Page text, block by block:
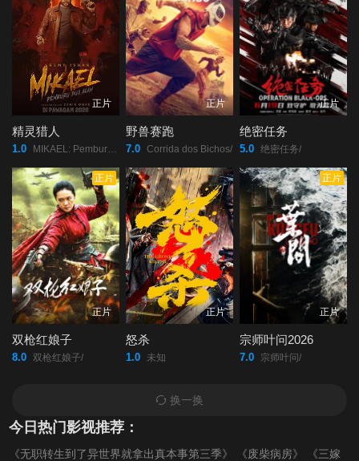
正片
精灵猎人
1.0 MIKAEL: Pemburu Dua Alam/
正片
野兽赛跑
7.0 Corrida dos Bichos/
正片
绝密任务
5.0 绝密任务/
正片
正片
双枪红娘子
8.0 双枪红娘子/
正片
怒杀
1.0 未知
正片
正片
宗师叶问2026
7.0 宗师叶问/
换一换
今日热门影视推荐：
《无职转生到了异世界就拿出真本事第三季》 《废柴病房》
《三嫁